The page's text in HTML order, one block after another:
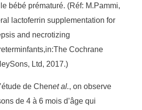
bébé prématuré. (Réf: M.Pammi,
lactoferrin supplementation for
and necrotizing
infants,in:The Cochrane
Sons, Ltd, 2017.)
de Chenet al., on observe
de 4 à 6 mois d’âge qui